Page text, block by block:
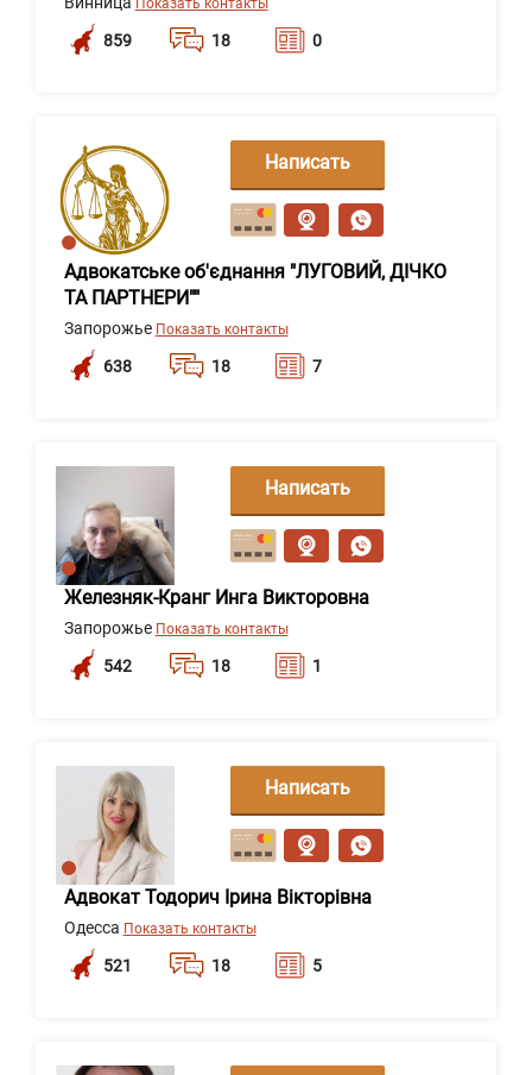
Показать контакты
859 18 0
Адвокатське об'єднання "ЛУГОВИЙ, ДІЧКО
ТА ПАРТНЕРИ""
Запорожье Показать контакты
638 18 7
Написать
сообщение
Железняк-Кранг Инга Викторовна
Запорожье Показать контакты
542 18 1
Написать
сообщение
Адвокат Тодорич Ірина Вікторівна
Одесса Показать контакты
521 18 5
Написать
сообщение